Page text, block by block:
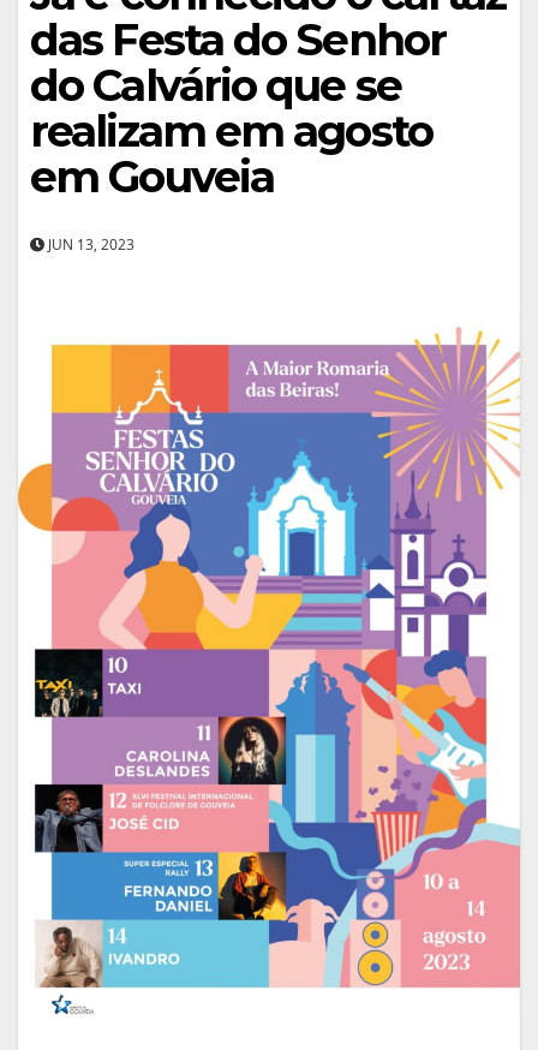
das Festa do Senhor
do Calvário que se
realizam em agosto
em Gouveia
JUN 13, 2023